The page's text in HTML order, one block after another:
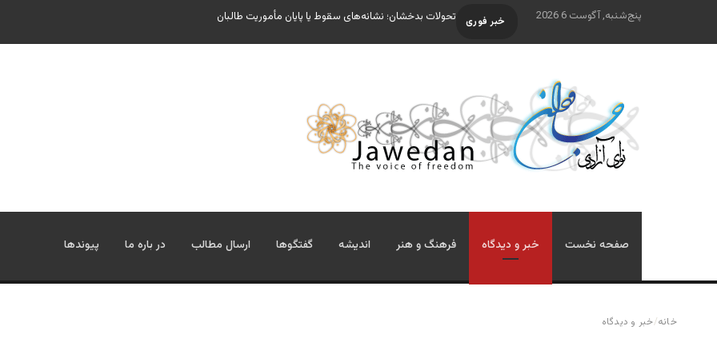
پنج‌شنبه, آگوست 6 2026 خبر فوری تحولات بدخشان؛ نشانه‌های سقوط یا پایان مأموریت طالبان
صفحه نخست خبر و دیدگاه فرهنگ و هنر اندیشه گفتگوها ارسال مطالب در باره ما پیوندها
خانه/خبر و دیدگاه